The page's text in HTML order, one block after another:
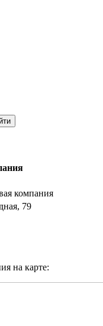
компания
79
на карте: